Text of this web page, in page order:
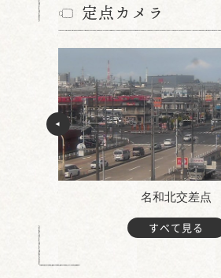
定点カメラ
名和北交差点
すべて見る